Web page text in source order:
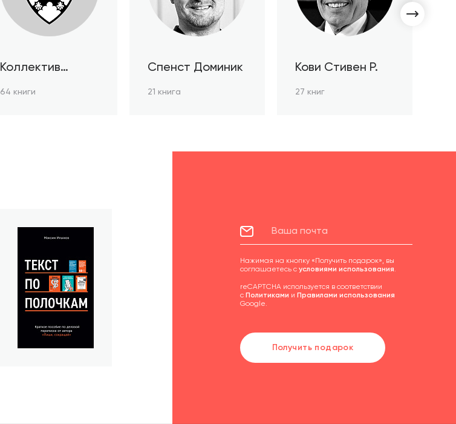
Коллектив
64 книги
Спенст Доминик
21 книга
Кови Стивен Р.
27 книг
Нажимая на кнопку «Получить подарок», вы
соглашаетесь с условиями использования.
reCAPTCHA используется в соответствии
с Политиками и Правилами использования
Google.
Получить подарок